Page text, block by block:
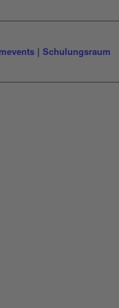
| Schulungsraum